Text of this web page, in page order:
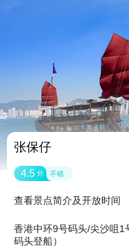
张保仔
4.5 分 不错
查看景点简介及开放时间
香港中环9号码头/尖沙咀1
码头登船）